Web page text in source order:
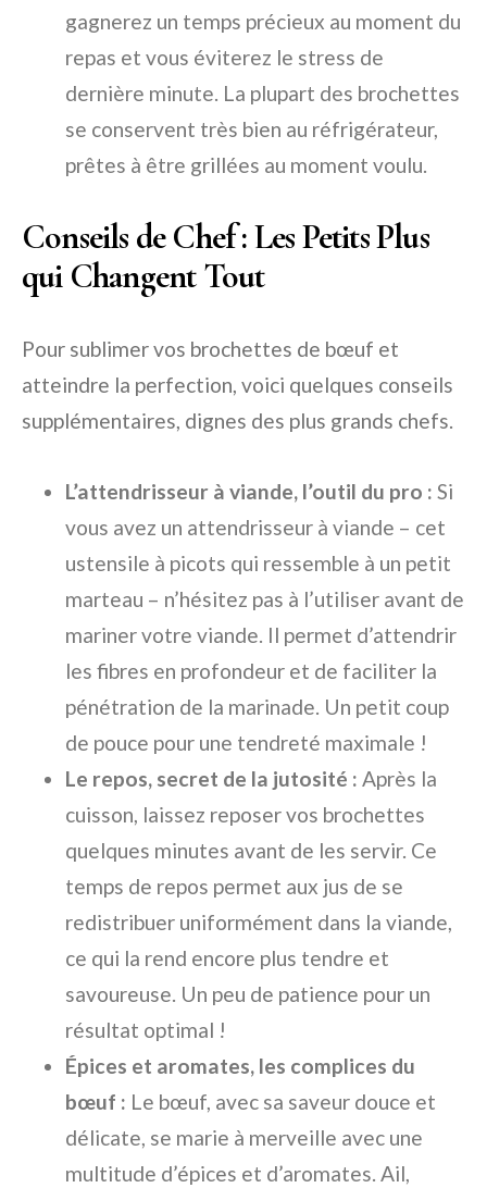
gagnerez un temps précieux au moment du
repas et vous éviterez le stress de
dernière minute. La plupart des brochettes
se conservent très bien au réfrigérateur,
prêtes à être grillées au moment voulu.
Conseils de Chef : Les Petits Plus
qui Changent Tout
Pour sublimer vos brochettes de bœuf et
atteindre la perfection, voici quelques conseils
supplémentaires, dignes des plus grands chefs.
L’attendrisseur à viande, l’outil du pro : Si
vous avez un attendrisseur à viande – cet
ustensile à picots qui ressemble à un petit
marteau – n’hésitez pas à l’utiliser avant de
mariner votre viande. Il permet d’attendrir
les fibres en profondeur et de faciliter la
pénétration de la marinade. Un petit coup
de pouce pour une tendreté maximale !
Le repos, secret de la jutosité : Après la
cuisson, laissez reposer vos brochettes
quelques minutes avant de les servir. Ce
temps de repos permet aux jus de se
redistribuer uniformément dans la viande,
ce qui la rend encore plus tendre et
savoureuse. Un peu de patience pour un
résultat optimal !
Épices et aromates, les complices du
bœuf : Le bœuf, avec sa saveur douce et
délicate, se marie à merveille avec une
multitude d’épices et d’aromates. Ail,